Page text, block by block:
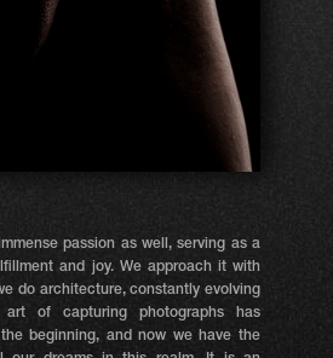
passion as well, serving as a
and joy. We approach it with
do architecture, constantly evolving
of capturing photographs has
beginning, and now we have the